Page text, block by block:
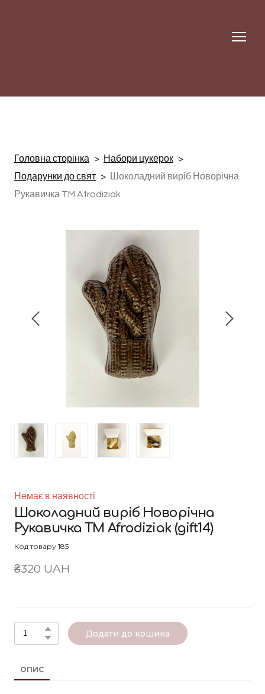
Головна сторінка
Набори цукерок
Подарунки до свят
Шоколадний виріб Новорічна
Рукавичка TM Afrodiziak
Немає в наявності
Шоколадний виріб Новорічна
Рукавичка TM Afrodiziak(gift14)
Код товару 185
₴320 UAH
Додати до кошика
ОПИС